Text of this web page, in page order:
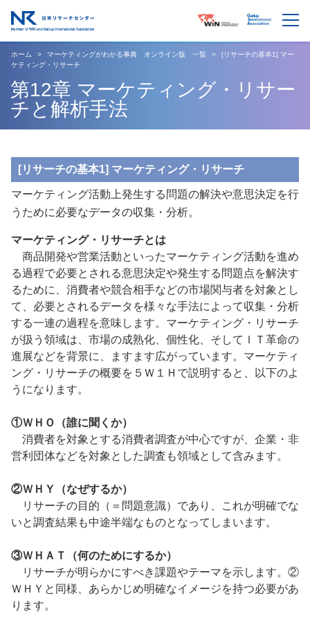
ホーム マーケティングがわかる事典 オンライン版 一覧
[リサーチの基本1] マー
ケティング・リサーチ
第12章 マーケティング・リサー
チと解析手法
[リサーチの基本1] マーケティング・リサーチ
マーケティング活動上発生する問題の解決や意思決定を行
うために必要なデータの収集・分析。
マーケティング・リサーチとは
商品開発や営業活動といったマーケティング活動を進め
る過程で必要とされる意思決定や発生する問題点を解決す
るために、消費者や競合相手などの市場関与者を対象とし
て、必要とされるデータを様々な手法によって収集・分析
する一連の過程を意味します。マーケティング・リサーチ
が扱う領域は、市場の成熟化、個性化、そしてＩＴ革命の
進展などを背景に、ますます広がっています。マーケティ
ング・リサーチの概要を５Ｗ１Ｈで説明すると、以下のよ
うになります。
①ＷＨＯ（誰に聞くか）
消費者を対象とする消費者調査が中心ですが、企業・非
営利団体などを対象とした調査も領域として含みます。
②ＷＨＹ（なぜするか）
リサーチの目的（＝問題意識）であり、これが明確でな
いと調査結果も中途半端なものとなってしまいます。
③ＷＨＡＴ（何のためにするか）
リサーチが明らかにすべき課題やテーマを示します。②
ＷＨＹと同様、あらかじめ明確なイメージを持つ必要があ
ります。